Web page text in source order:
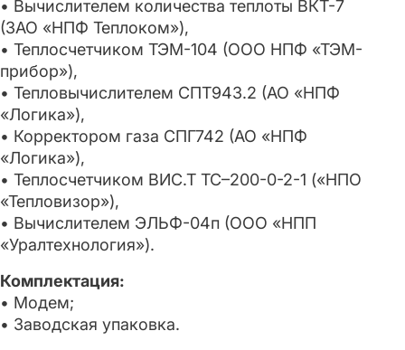
• Вычислителем количества теплоты ВКТ-7
(ЗАО «НПФ Теплоком»),
• Теплосчетчиком ТЭМ-104 (ООО НПФ «ТЭМ-
прибор»),
• Тепловычислителем СПТ943.2 (АО «НПФ
«Логика»),
• Корректором газа СПГ742 (АО «НПФ
«Логика»),
• Теплосчетчиком ВИС.Т ТС–200-0-2-1 («НПО
«Тепловизор»),
• Вычислителем ЭЛЬФ-04п (ООО «НПП
«Уралтехнология»).
Комплектация:
• Модем;
• Заводская упаковка.